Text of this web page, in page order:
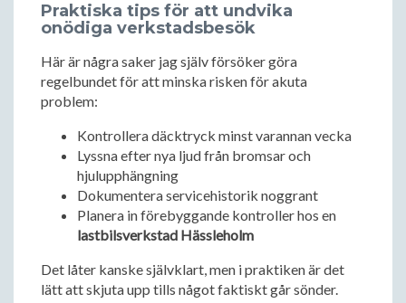
Praktiska tips för att undvika
onödiga verkstadsbesök
Här är några saker jag själv försöker göra
regelbundet för att minska risken för akuta
problem:
Kontrollera däcktryck minst varannan vecka
Lyssna efter nya ljud från bromsar och
hjulupphängning
Dokumentera servicehistorik noggrant
Planera in förebyggande kontroller hos en
lastbilsverkstad Hässleholm
Det låter kanske självklart, men i praktiken är det
lätt att skjuta upp tills något faktiskt går sönder.